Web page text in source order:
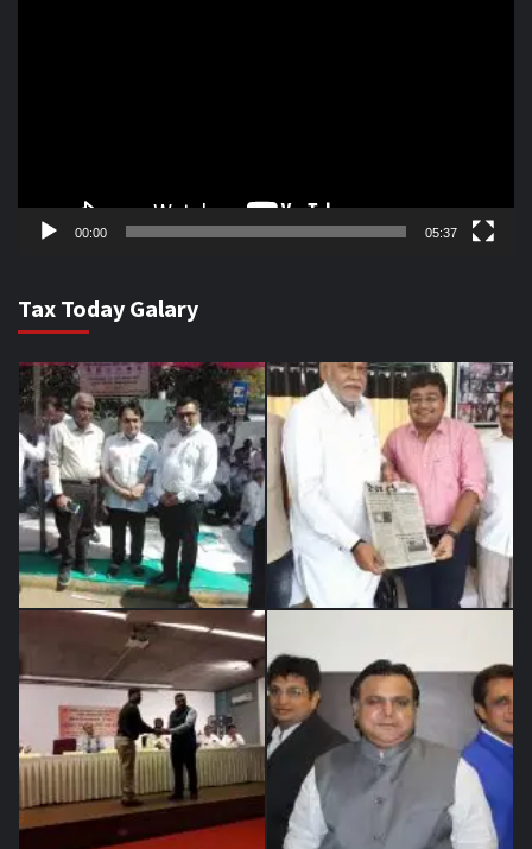
00:00 05:37
Tax Today Galary